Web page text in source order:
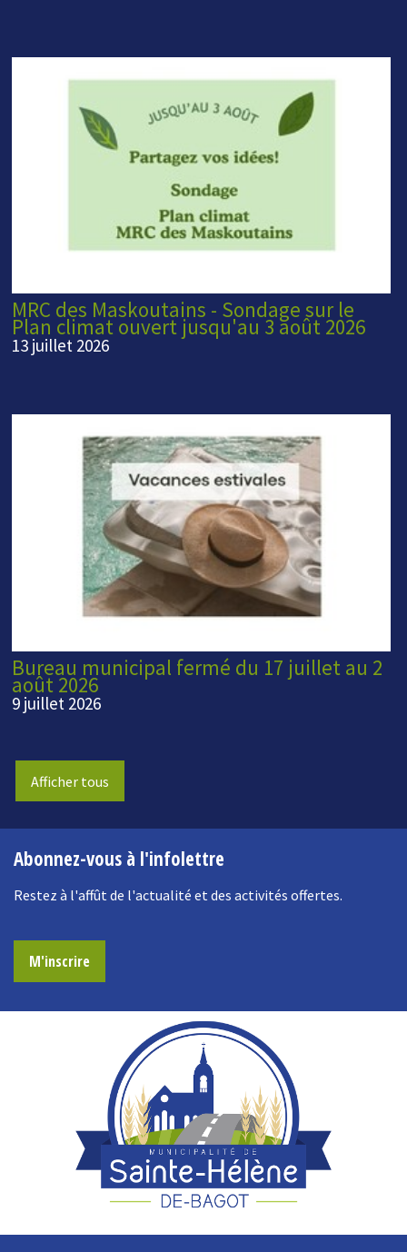
MRC des Maskoutains - Sondage sur le
Plan climat ouvert jusqu'au 3 août 2026
13 juillet 2026
Bureau municipal fermé du 17 juillet au 2
août 2026
9 juillet 2026
Afficher tous
Abonnez-vous à l'infolettre
Restez à l'affût de l'actualité et des activités offertes.
M'inscrire